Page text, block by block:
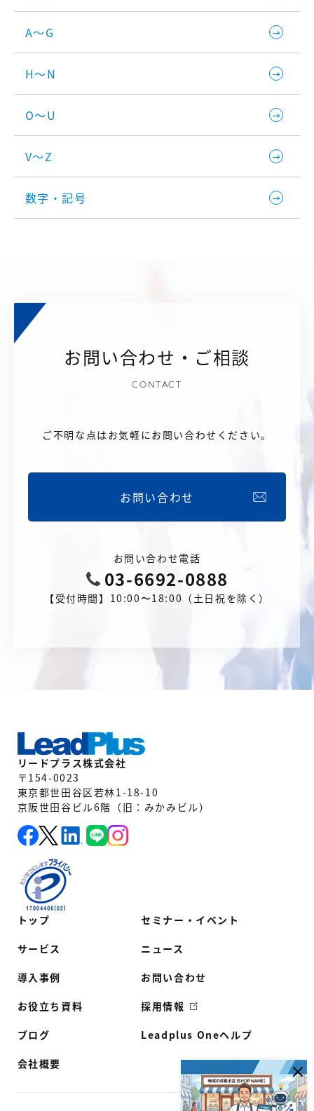
A～G
H～N
O～U
V～Z
数字・記号
お問い合わせ・ご相談
CONTACT
ご不明な点はお気軽にお問い合わせください。
お問い合わせ
お問い合わせ電話
03-6692-0888
【受付時間】10:00〜18:00（土日祝を除く）
トップ
サービス
導入事例
お役立ち資料
ブログ
会社概要
セミナー・イベント
ニュース
お問い合わせ
採用情報
Leadplus Oneヘルプ
リードプラス株式会社
〒154-0023
東京都世田谷区若林1-18-10
京阪世田谷ビル6階（旧：みかみビル）